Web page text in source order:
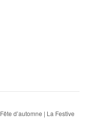
Fête d’automne | La Festive